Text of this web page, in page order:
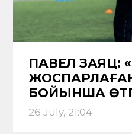
ПАВЕЛ ЗАЯЦ:
БОЙЫНША
26 July, 21:04